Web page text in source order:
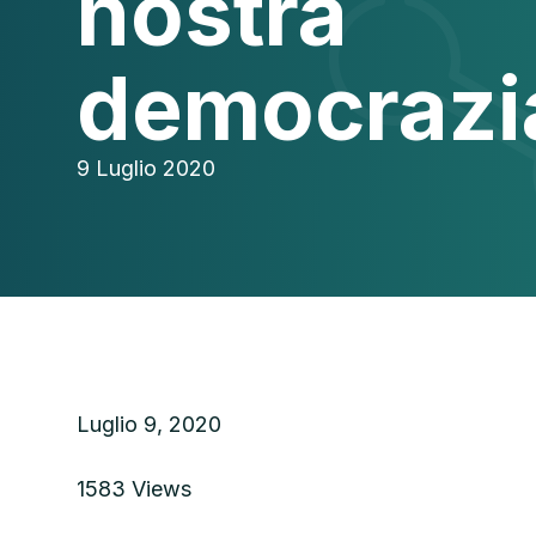
9 Luglio 2020
Luglio 9, 2020
1583 Views